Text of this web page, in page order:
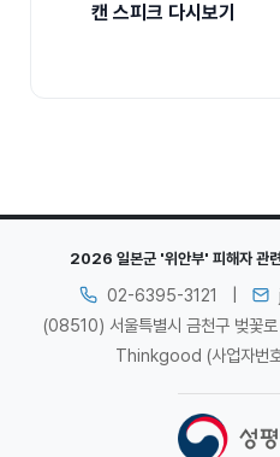
캔 스피크 다시보기
2026 일본군 '위안부' 피해자 관
02-6395-3121
(08510) 서울특별시 금천구 벚꽃
Thinkgood (사업자